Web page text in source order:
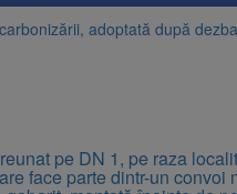
adoptată după
adoptată de Senat cu
SUA și Cuba vin la Brașov Jazz
acordă Ucrainei încă
la Zărnești. Recital special pe
pe DN 1, pe raza
face parte dintr-un convoi